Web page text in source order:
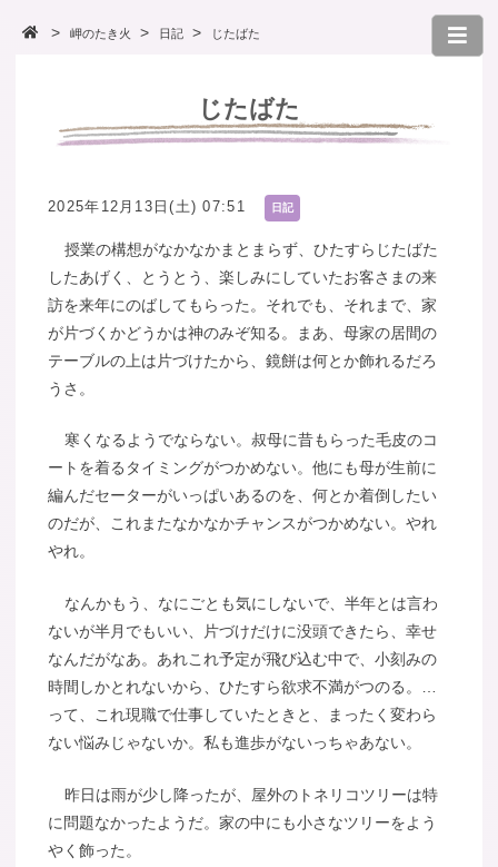
岬のたき火 日記 じたばた
じたばた
2025年12月13日(土) 07:51 日記
授業の構想がなかなかまとまらず、ひたすらじたばた
したあげく、とうとう、楽しみにしていたお客さまの来
訪を来年にのばしてもらった。それでも、それまで、家
が片づくかどうかは神のみぞ知る。まあ、母家の居間の
テーブルの上は片づけたから、鏡餅は何とか飾れるだろ
うさ。
寒くなるようでならない。叔母に昔もらった毛皮のコ
ートを着るタイミングがつかめない。他にも母が生前に
編んだセーターがいっぱいあるのを、何とか着倒したい
のだが、これまたなかなかチャンスがつかめない。やれ
やれ。
なんかもう、なにごとも気にしないで、半年とは言わ
ないが半月でもいい、片づけだけに没頭できたら、幸せ
なんだがなあ。あれこれ予定が飛び込む中で、小刻みの
時間しかとれないから、ひたすら欲求不満がつのる。…
って、これ現職で仕事していたときと、まったく変わら
ない悩みじゃないか。私も進歩がないっちゃあない。
昨日は雨が少し降ったが、屋外のトネリコツリーは特
に問題なかったようだ。家の中にも小さなツリーをよう
やく飾った。